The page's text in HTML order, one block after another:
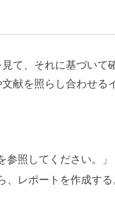
見て、それに基づい
献を照らし合わせる
参照してください。
、レポートを作成す